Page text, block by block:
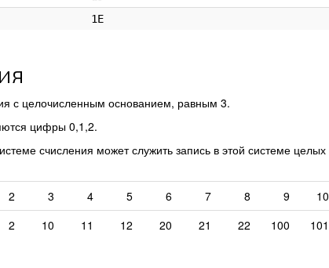
1E
с целочисленным основанием, равным 3.
цифры 0,1,2.
счисления может служить запись в этой системе целых
2 3 4 5 6 7 8 9
10
2 10 11 12 20 21 22 100 101